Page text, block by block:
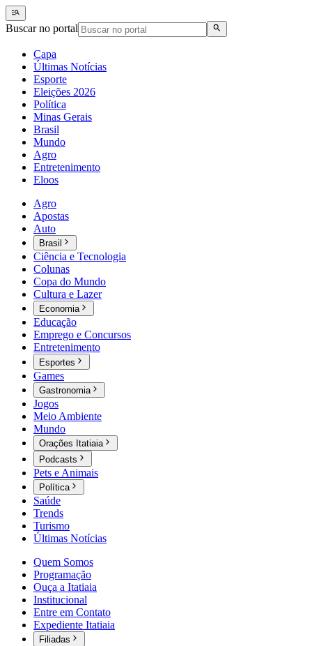
Buscar no portal
Capa
Últimas Notícias
Esporte
Eleições 2026
Política
Minas Gerais
Brasil
Mundo
Agro
Entretenimento
Eloos
Agro
Apostas
Auto
Brasil
Ciência e Tecnologia
Colunas
Copa do Mundo
Cultura e Lazer
Economia
Educação
Emprego e Concursos
Entretenimento
Esportes
Games
Gastronomia
Jogos
Meio Ambiente
Mundo
Orações Itatiaia
Podcasts
Pets e Animais
Política
Saúde
Trends
Turismo
Últimas Notícias
Quem Somos
Programação
Ouça a Itatiaia
Institucional
Entre em Contato
Expediente Itatiaia
Filiadas